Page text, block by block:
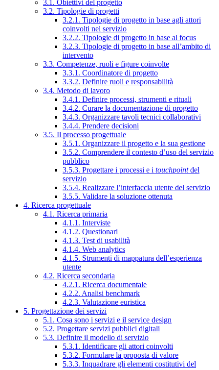
3.1. Obiettivi del progetto
3.2. Tipologie di progetti
3.2.1. Tipologie di progetto in base agli attori
coinvolti nel servizio
3.2.2. Tipologie di progetto in base al focus
3.2.3. Tipologie di progetto in base all’ambito di
intervento
3.3. Competenze, ruoli e figure coinvolte
3.3.1. Coordinatore di progetto
3.3.2. Definire ruoli e responsabilità
3.4. Metodo di lavoro
3.4.1. Definire processi, strumenti e rituali
3.4.2. Curare la documentazione di progetto
3.4.3. Organizzare tavoli tecnici collaborativi
3.4.4. Prendere decisioni
3.5. Il processo progettuale
3.5.1. Organizzare il progetto e la sua gestione
3.5.2. Comprendere il contesto d’uso del servizio
pubblico
3.5.3. Progettare i processi e i touchpointdel
servizio
3.5.4. Realizzare l’interfaccia utente del servizio
3.5.5. Validare la soluzione ottenuta
4. Ricerca progettuale
4.1. Ricerca primaria
4.1.1. Interviste
4.1.2. Questionari
4.1.3. Test di usabilità
4.1.4. Web analytics
4.1.5. Strumenti di mappatura dell’esperienza
utente
4.2. Ricerca secondaria
4.2.1. Ricerca documentale
4.2.2. Analisi benchmark
4.2.3. Valutazione euristica
5. Progettazione dei servizi
5.1. Cosa sono i servizi e il service design
5.2. Progettare servizi pubblici digitali
5.3. Definire il modello di servizio
5.3.1. Identificare gli attori coinvolti
5.3.2. Formulare la proposta di valore
5.3.3. Inquadrare gli elementi costitutivi del